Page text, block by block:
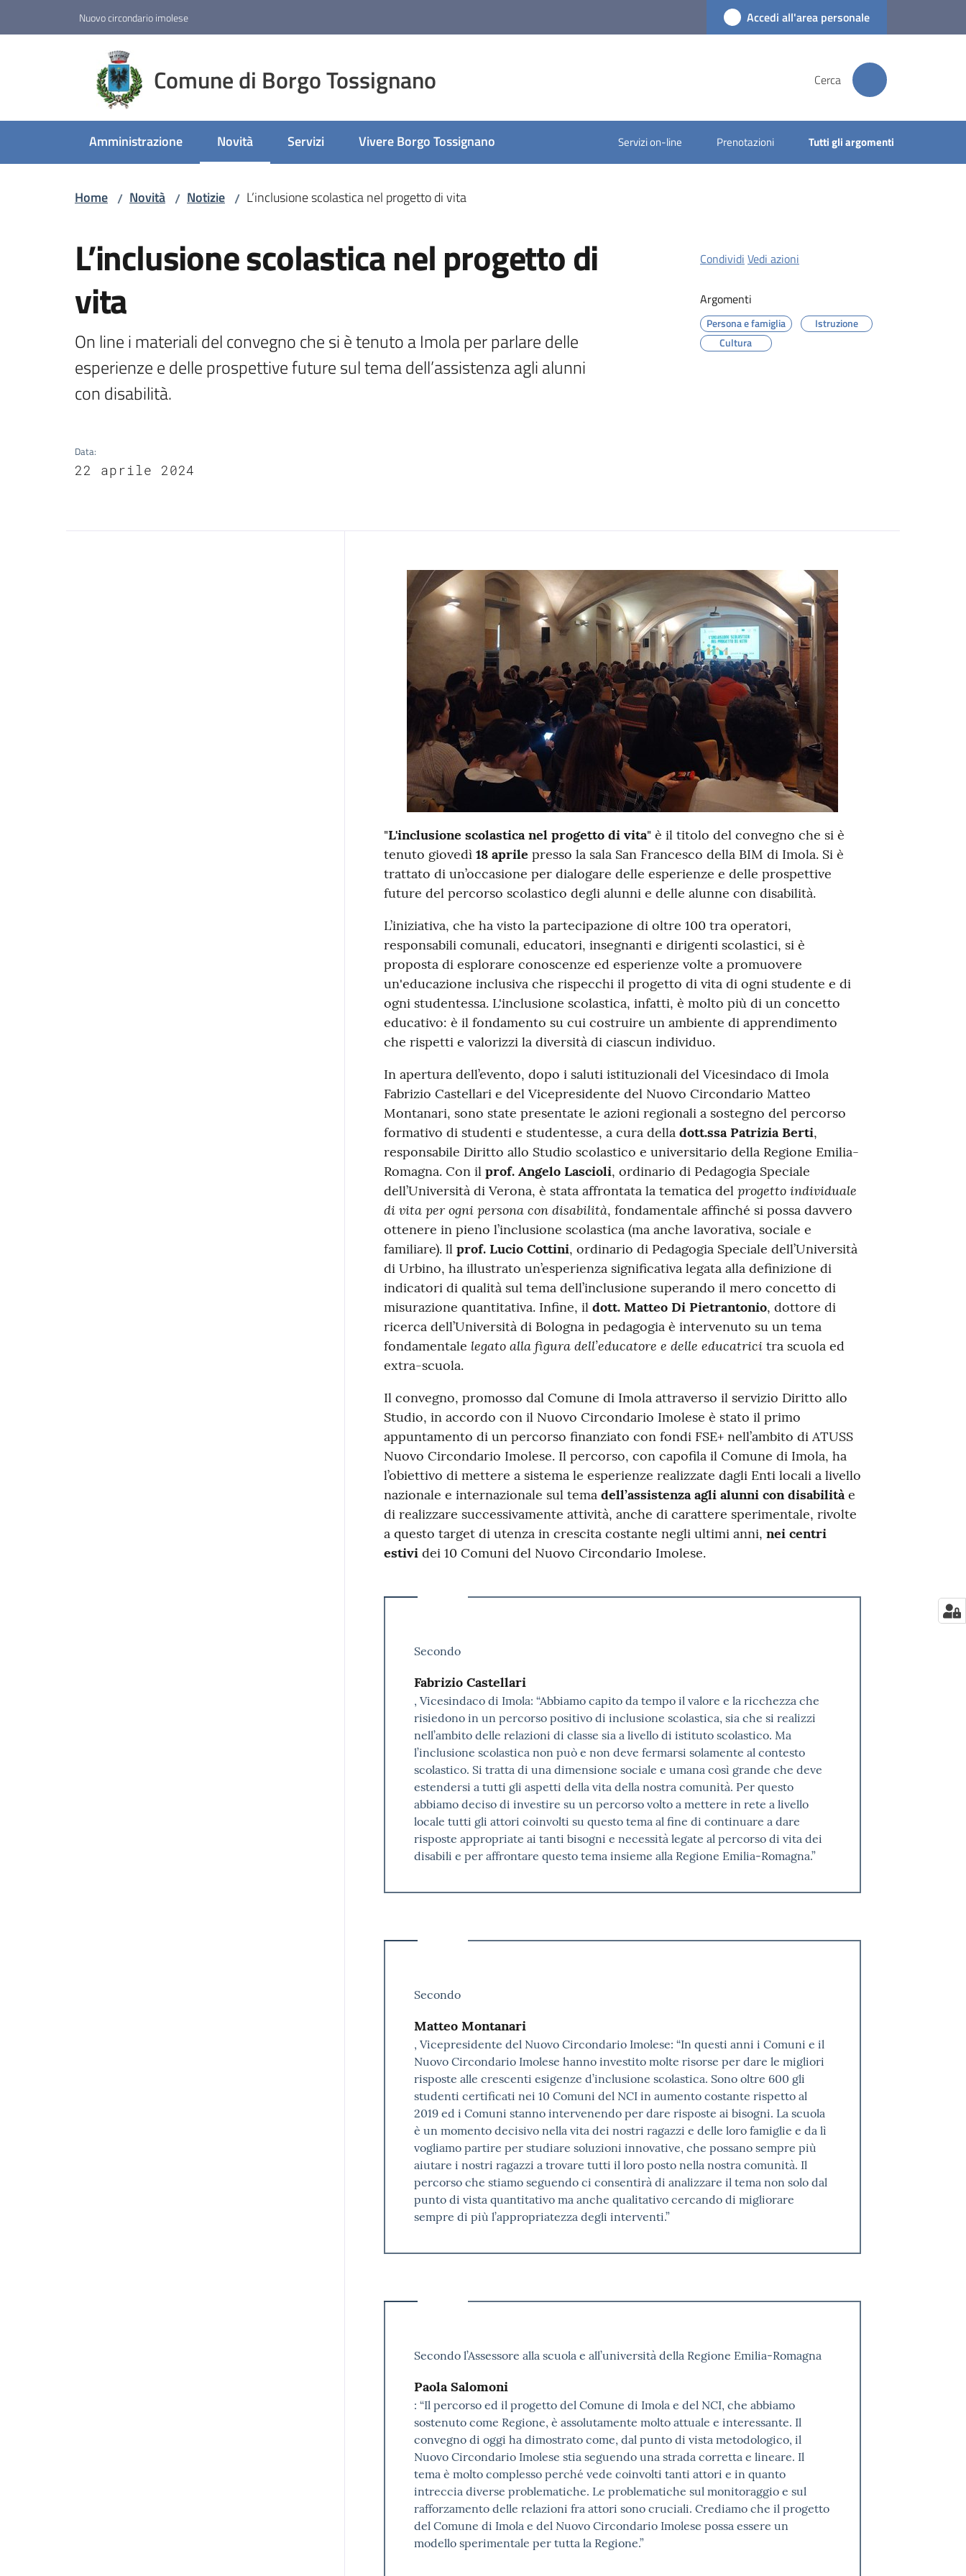
Nuovo circondario imolese Accedi all'area personale
Comune di Borgo Tossignano Cerca
Amministrazione Novità
Menu selezionato
Servizi Vivere Borgo Tossignano Servizi on-line Prenotazioni Tutti gli argomenti
Home / Novità / Notizie / L’inclusione scolastica nel progetto di vita
L’inclusione scolastica nel progetto di
vita
On line i materiali del convegno che si è tenuto a Imola per parlare delle
esperienze e delle prospettive future sul tema dell’assistenza agli alunni
con disabilità.
Data:
22 aprile 2024
Condividi Vedi azioni
Argomenti
Persona e famiglia
Istruzione
Cultura
Contenuto
"L'inclusione scolastica nel progetto di vita" è il titolo del convegno che si è
tenuto giovedì 18 aprile presso la sala San Francesco della BIM di Imola. Si è
trattato di un’occasione per dialogare delle esperienze e delle prospettive
future del percorso scolastico degli alunni e delle alunne con disabilità.
L’iniziativa, che ha visto la partecipazione di oltre 100 tra operatori,
responsabili comunali, educatori, insegnanti e dirigenti scolastici, si è
proposta di esplorare conoscenze ed esperienze volte a promuovere
un'educazione inclusiva che rispecchi il progetto di vita di ogni studente e di
ogni studentessa. L'inclusione scolastica, infatti, è molto più di un concetto
educativo: è il fondamento su cui costruire un ambiente di apprendimento
che rispetti e valorizzi la diversità di ciascun individuo.
In apertura dell’evento, dopo i saluti istituzionali del Vicesindaco di Imola
Fabrizio Castellari e del Vicepresidente del Nuovo Circondario Matteo
Montanari, sono state presentate le azioni regionali a sostegno del percorso
formativo di studenti e studentesse, a cura della dott.ssa Patrizia Berti,
responsabile Diritto allo Studio scolastico e universitario della Regione Emilia-
Romagna. Con il prof. Angelo Lascioli, ordinario di Pedagogia Speciale
dell’Università di Verona, è stata affrontata la tematica del progetto individuale
di vita per ogni persona con disabilità, fondamentale affinché si possa davvero
ottenere in pieno l’inclusione scolastica (ma anche lavorativa, sociale e
familiare). ll prof. Lucio Cottini, ordinario di Pedagogia Speciale dell’Università
di Urbino, ha illustrato un’esperienza significativa legata alla definizione di
indicatori di qualità sul tema dell’inclusione superando il mero concetto di
misurazione quantitativa. Infine, il dott. Matteo Di Pietrantonio, dottore di
ricerca dell’Università di Bologna in pedagogia è intervenuto su un tema
fondamentale legato alla figura dell’educatore e delle educatricitra scuola ed
extra-scuola.
Il convegno, promosso dal Comune di Imola attraverso il servizio Diritto allo
Studio, in accordo con il Nuovo Circondario Imolese è stato il primo
appuntamento di un percorso finanziato con fondi FSE+ nell’ambito di ATUSS
Nuovo Circondario Imolese. Il percorso, con capofila il Comune di Imola, ha
l’obiettivo di mettere a sistema le esperienze realizzate dagli Enti locali a livello
nazionale e internazionale sul tema dell’assistenza agli alunni con disabilitàe
di realizzare successivamente attività, anche di carattere sperimentale, rivolte
a questo target di utenza in crescita costante negli ultimi anni, nei centri
estivi dei 10 Comuni del Nuovo Circondario Imolese.
Secondo
Fabrizio Castellari
, Vicesindaco di Imola: “Abbiamo capito da tempo il valore e la ricchezza che
risiedono in un percorso positivo di inclusione scolastica, sia che si realizzi
nell’ambito delle relazioni di classe sia a livello di istituto scolastico. Ma
l’inclusione scolastica non può e non deve fermarsi solamente al contesto
scolastico. Si tratta di una dimensione sociale e umana così grande che deve
estendersi a tutti gli aspetti della vita della nostra comunità. Per questo
abbiamo deciso di investire su un percorso volto a mettere in rete a livello
locale tutti gli attori coinvolti su questo tema al fine di continuare a dare
risposte appropriate ai tanti bisogni e necessità legate al percorso di vita dei
disabili e per affrontare questo tema insieme alla Regione Emilia-Romagna.”
Secondo
Matteo Montanari
, Vicepresidente del Nuovo Circondario Imolese: “In questi anni i Comuni e il
Nuovo Circondario Imolese hanno investito molte risorse per dare le migliori
risposte alle crescenti esigenze d’inclusione scolastica. Sono oltre 600 gli
studenti certificati nei 10 Comuni del NCI in aumento costante rispetto al
2019 ed i Comuni stanno intervenendo per dare risposte ai bisogni. La scuola
è un momento decisivo nella vita dei nostri ragazzi e delle loro famiglie e da lì
vogliamo partire per studiare soluzioni innovative, che possano sempre più
aiutare i nostri ragazzi a trovare tutti il loro posto nella nostra comunità. Il
percorso che stiamo seguendo ci consentirà di analizzare il tema non solo dal
punto di vista quantitativo ma anche qualitativo cercando di migliorare
sempre di più l’appropriatezza degli interventi.”
Secondo l’Assessore alla scuola e all’università della Regione Emilia-Romagna
Paola Salomoni
: “Il percorso ed il progetto del Comune di Imola e del NCI, che abbiamo
sostenuto come Regione, è assolutamente molto attuale e interessante. Il
convegno di oggi ha dimostrato come, dal punto di vista metodologico, il
Nuovo Circondario Imolese stia seguendo una strada corretta e lineare. Il
tema è molto complesso perché vede coinvolti tanti attori e in quanto
intreccia diverse problematiche. Le problematiche sul monitoraggio e sul
rafforzamento delle relazioni fra attori sono cruciali. Crediamo che il progetto
del Comune di Imola e del Nuovo Circondario Imolese possa essere un
modello sperimentale per tutta la Regione.”